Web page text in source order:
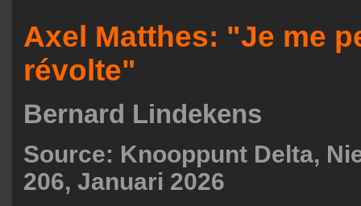
Axel Matthes: "Je me
révolte"
Bernard Lindekens
Source: Knooppunt Delta,
206, Januari 2026